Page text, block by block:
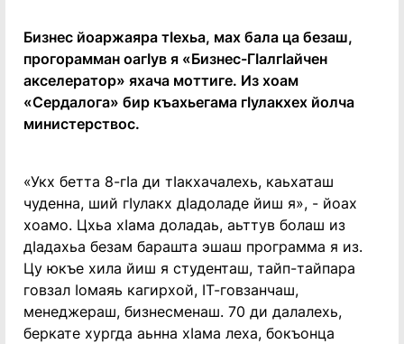
Бизнес йоаржаяра тӀехьа, мах бала ца безаш,
прогорамман оагӀув я «Бизнес-ГӀалгӀайчен
акселератор» яхача моттиге. Из хоам
«Сердалога» бир къахьегама гӀулакхех йолча
министерствос.
«Укх бетта 8-гӀа ди тӀакхачалехь, каьхаташ
чуденна, ший гӀулакх дӀадоладе йиш я», - йоах
хоамо. Цхьа хӀама доладаь, аьттув болаш из
дӀадахьа безам барашта эшаш программа я из.
Цу юкъе хила йиш я студенташ, тайп-тайпара
говзал Ӏомаяь кагирхой, ӀТ-говзанчаш,
менеджераш, бизнесменаш. 70 ди далалехь,
беркате хургда аьнна хӀама леха, бокъонца